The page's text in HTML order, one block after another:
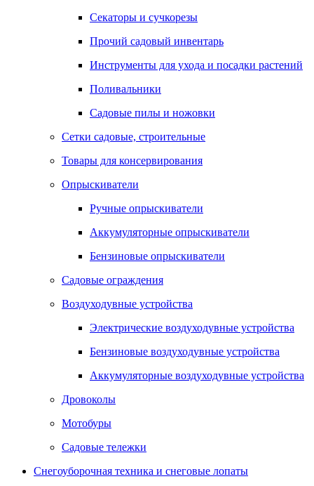
Секаторы и сучкорезы
Прочий садовый инвентарь
Инструменты для ухода и посадки растений
Поливальники
Садовые пилы и ножовки
Сетки садовые, строительные
Товары для консервирования
Опрыскиватели
Ручные опрыскиватели
Аккумуляторные опрыскиватели
Бензиновые опрыскиватели
Садовые ограждения
Воздуходувные устройства
Электрические воздуходувные устройства
Бензиновые воздуходувные устройства
Аккумуляторные воздуходувные устройства
Дровоколы
Мотобуры
Садовые тележки
Снегоуборочная техника и снеговые лопаты